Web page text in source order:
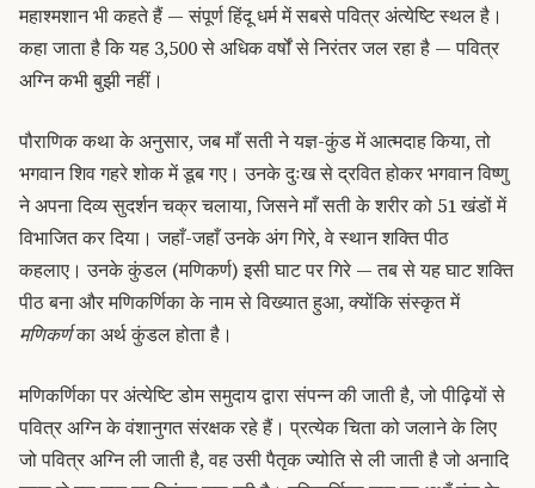
महाश्मशान भी कहते हैं — संपूर्ण हिंदू धर्म में सबसे पवित्र अंत्येष्टि स्थल है।
कहा जाता है कि यह 3,500 से अधिक वर्षों से निरंतर जल रहा है — पवित्र
अग्नि कभी बुझी नहीं।
पौराणिक कथा के अनुसार, जब माँ सती ने यज्ञ-कुंड में आत्मदाह किया, तो
भगवान शिव गहरे शोक में डूब गए। उनके दुःख से द्रवित होकर भगवान विष्णु
ने अपना दिव्य सुदर्शन चक्र चलाया, जिसने माँ सती के शरीर को 51 खंडों में
विभाजित कर दिया। जहाँ-जहाँ उनके अंग गिरे, वे स्थान शक्ति पीठ
कहलाए। उनके कुंडल (मणिकर्ण) इसी घाट पर गिरे — तब से यह घाट शक्ति
पीठ बना और मणिकर्णिका के नाम से विख्यात हुआ, क्योंकि संस्कृत में
मणिकर्णका अर्थ कुंडल होता है।
मणिकर्णिका पर अंत्येष्टि डोम समुदाय द्वारा संपन्न की जाती है, जो पीढ़ियों से
पवित्र अग्नि के वंशानुगत संरक्षक रहे हैं। प्रत्येक चिता को जलाने के लिए
जो पवित्र अग्नि ली जाती है, वह उसी पैतृक ज्योति से ली जाती है जो अनादि